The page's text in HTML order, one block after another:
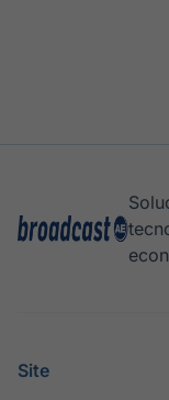
Site